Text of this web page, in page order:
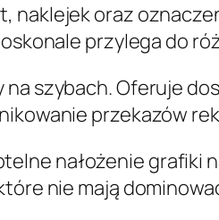
naklejek oraz
przylega do
szybach. Oferuje
przekazów
nałożenie grafiki
nie mają